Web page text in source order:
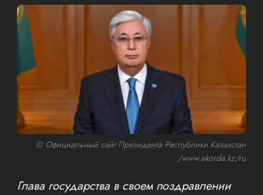
© Официальный сайт Президента Республики Казахстан
/www.akorda.kz/ru
Глава государства в своем поздравлении